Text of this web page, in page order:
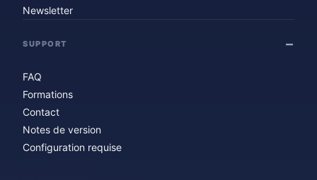
Newsletter
SUPPORT
FAQ
Formations
Contact
Notes de version
Configuration requise